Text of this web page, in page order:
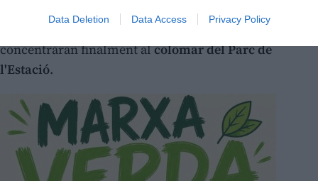
Data Deletion Data Access Privacy Policy
parades en l'IES Joan Fuster, el CEE Miquel Burguera
. Les columnes de cada centre es
concentraran finalment alcolomar del Parc de
l'Estació.